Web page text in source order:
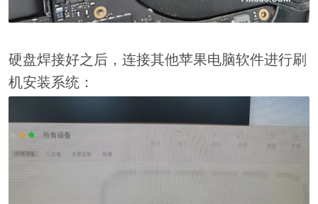
硬盘焊接好之后，连接其他苹果电脑软件进行刷
机安装系统：